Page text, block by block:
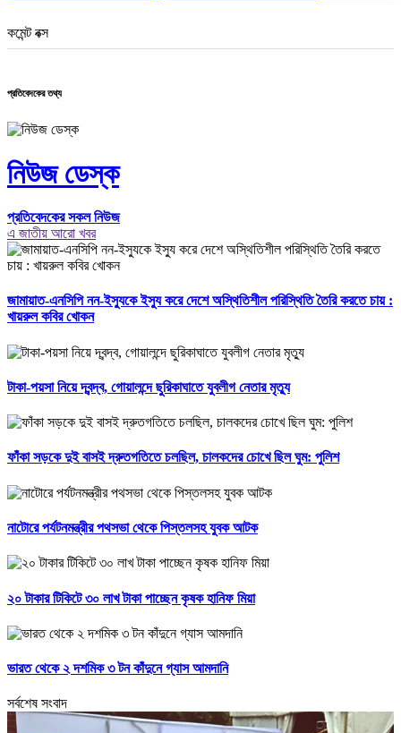
কমেন্ট বক্স
প্রতিবেদকের তথ্য
নিউজ ডেস্ক
প্রতিবেদকের সকল নিউজ
এ জাতীয় আরো খবর
জামায়াত-এনসিপি নন-ইস্যুকে ইস্যু করে দেশে অস্থিতিশীল পরিস্থিতি তৈরি করতে চায় :
খায়রুল কবির খোকন
টাকা-পয়সা নিয়ে দ্বন্দ্ব, গোয়ালন্দে ছুরিকাঘাতে যুবলীগ নেতার মৃত্যু
ফাঁকা সড়কে দুই বাসই দ্রুতগতিতে চলছিল, চালকদের চোখে ছিল ঘুম: পুলিশ
নাটোরে পর্যটনমন্ত্রীর পথসভা থেকে পিস্তলসহ যুবক আটক
২০ টাকার টিকিটে ৩০ লাখ টাকা পাচ্ছেন কৃষক হানিফ মিয়া
ভারত থেকে ২ দশমিক ৩ টন কাঁদুনে গ্যাস আমদানি
সর্বশেষ সংবাদ